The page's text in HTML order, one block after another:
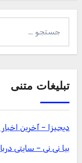
برای:
تبلیغات متنی
دیجیزا – آخرین
بیا نی نی – سایتی